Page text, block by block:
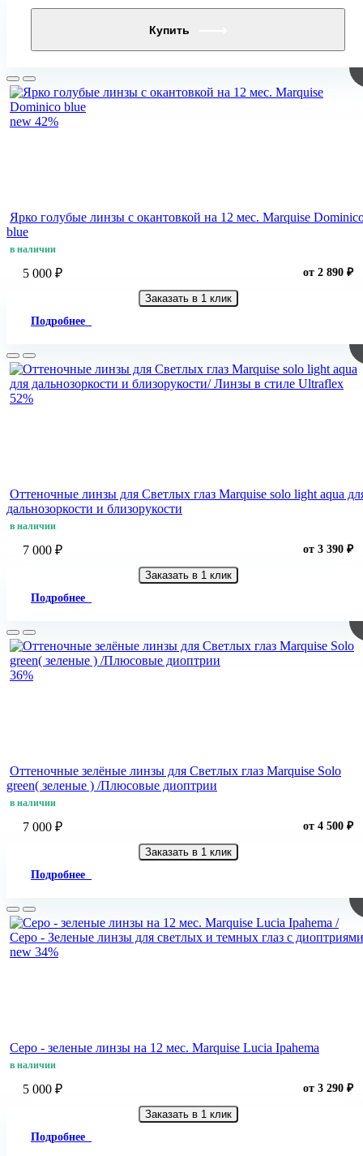
new 42%
Ярко голубые линзы c окантовкой на 12 мес. Marquise
blue
в наличии
5 000 ₽ от 2 890 ₽
Заказать в 1 клик
Подробнее
52%
Оттеночные линзы для Светлых глаз Marquise solo light aqua
дальнозоркости и близорукости
в наличии
7 000 ₽ от 3 390 ₽
Заказать в 1 клик
Подробнее
36%
Оттеночные зелёные линзы для Светлых глаз Marquise Solo
green( зеленые ) /Плюсовые диоптрии
в наличии
7 000 ₽ от 4 500 ₽
Заказать в 1 клик
Подробнее
new 34%
Серо - зеленые линзы на 12 мес. Marquise Lucia Ipahema
в наличии
5 000 ₽ от 3 290 ₽
Заказать в 1 клик
Подробнее